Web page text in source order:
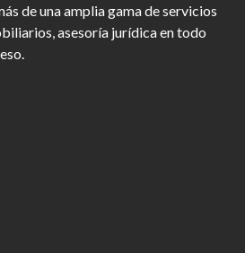
de una amplia gama de servicios
asesoría jurídica en todo